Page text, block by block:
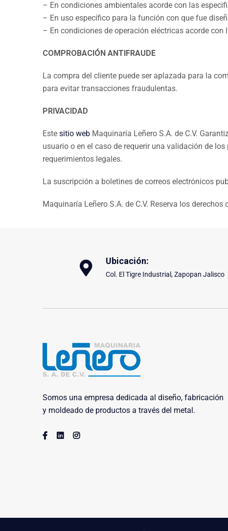
– En condiciones ambientales acorde con las
– En uso específico para la función con que fue
– En condiciones de operación eléctricas acorde
COMPROBACIÓN ANTIFRAUDE
La compra del cliente puede ser aplazada para la
para evitar transacciones fraudulentas.
PRIVACIDAD
Este sitio web Maquinaría Leñero S.A. de C.V.
usuario o en el caso de requerir una validación de
requerimientos legales.
La suscripción a boletines de correos electrónicos
Maquinaría Leñero S.A. de C.V. Reserva los
Ubicación:
Col. El Tigre Industrial, Zapopan Jalisco
Somos una empresa dedicada al diseño, fabricación
y moldeado de productos a través del metal.